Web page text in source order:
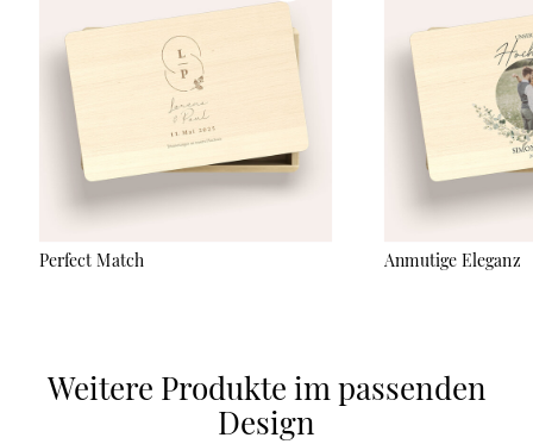
sanft abzuwischen und keine Reinigungsmittel zu verwenden.
Der UV-Druck ist sehr robust, kann aber bei starker Reibung
oder durch scharfe Gegenstände verkratzen.
Perfect Match Anmutige Eleganz
Weitere Produkte im passenden
Design